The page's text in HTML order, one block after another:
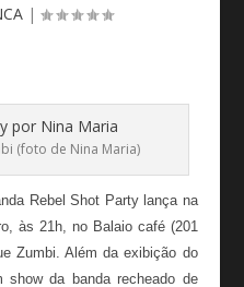
|
(foto de Nina Maria)
Rebel Shot Party lança na
às 21h, no Balaio café (201
Zumbi. Além da exibição do
da banda recheado de